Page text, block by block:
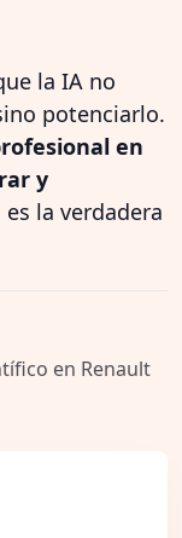
la IA no
potenciarlo.
en
y
es la verdadera
en Renault